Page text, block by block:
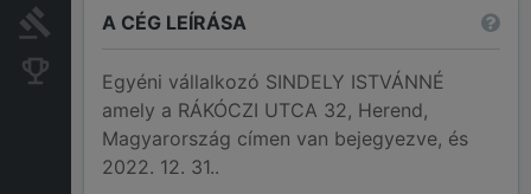
Bírósági eljárások
Konkurens cégek
A CÉG LEÍRÁSA
Egyéni vállalkozó SINDELY ISTVÁNNÉ
amely a RÁKÓCZI UTCA 32, Herend,
Magyarország címen van bejegyezve, és
2022. 12. 31..